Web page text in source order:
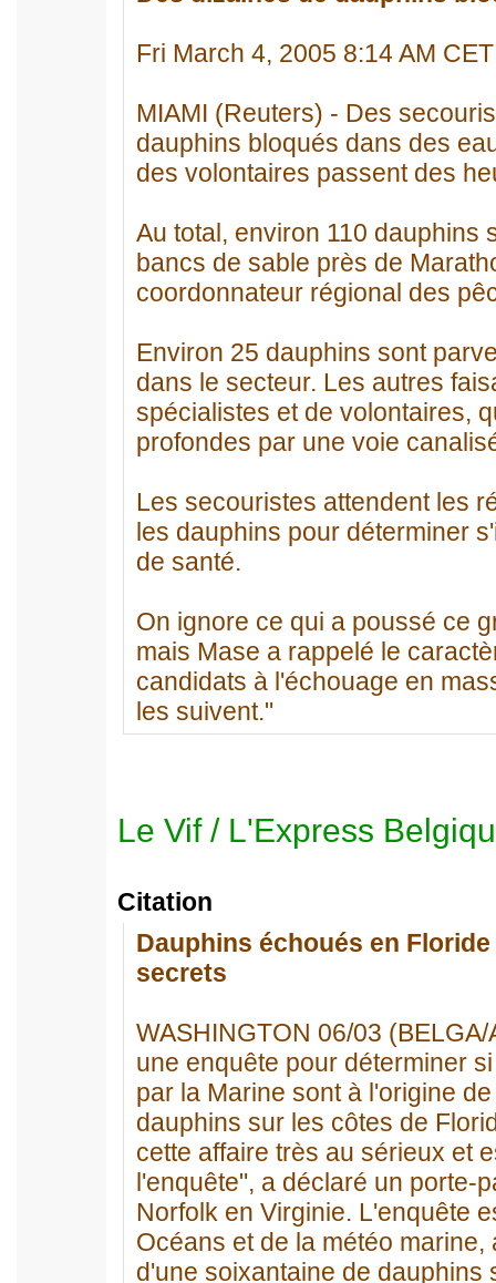
Fri March 4, 2005 8:14 AM CET
MIAMI (Reuters) - Des
dauphins bloqués dans des
des volontaires passent des
Au total, environ 110 dauphins
bancs de sable près de
coordonnateur régional des
Environ 25 dauphins sont
dans le secteur. Les autres
spécialistes et de volontaires,
profondes par une voie
Les secouristes attendent les
les dauphins pour déterminer
de santé.
On ignore ce qui a poussé ce
mais Mase a rappelé le
candidats à l'échouage en
les suivent."
Le Vif / L'Express
Citation
Dauphins échoués en
secrets
WASHINGTON 06/03
une enquête pour déterminer
par la Marine sont à l'origine
dauphins sur les côtes de
cette affaire très au sérieux et
l'enquête", a déclaré un porte-
Norfolk en Virginie. L'enquête
Océans et de la météo
d'une soixantaine de